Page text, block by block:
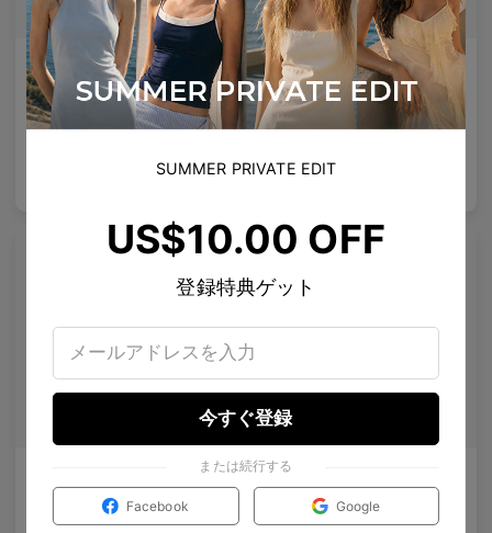
AETHER LINE / S01
超軽量の精密を提供する彫刻的チタンフレーム。
4 Colours available
バッグに入れる
Emblematic A 02
強化された専門レンズ
6 Colours available
US$ 100.00
Colours available
Rin
4 Colours available
SUMMER PRIVATE EDIT
US$10.00 OFF
登録特典ゲット
今すぐ登録
または続行する
Facebook Google